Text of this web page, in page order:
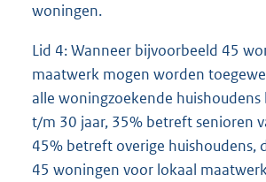
woningen.
Lid 4: Wanneer bijvoorbeeld 45
maatwerk mogen worden
alle woningzoekende
t/m 30 jaar, 35% betreft senioren
45% betreft overige huishoudens,
45 woningen voor lokaal